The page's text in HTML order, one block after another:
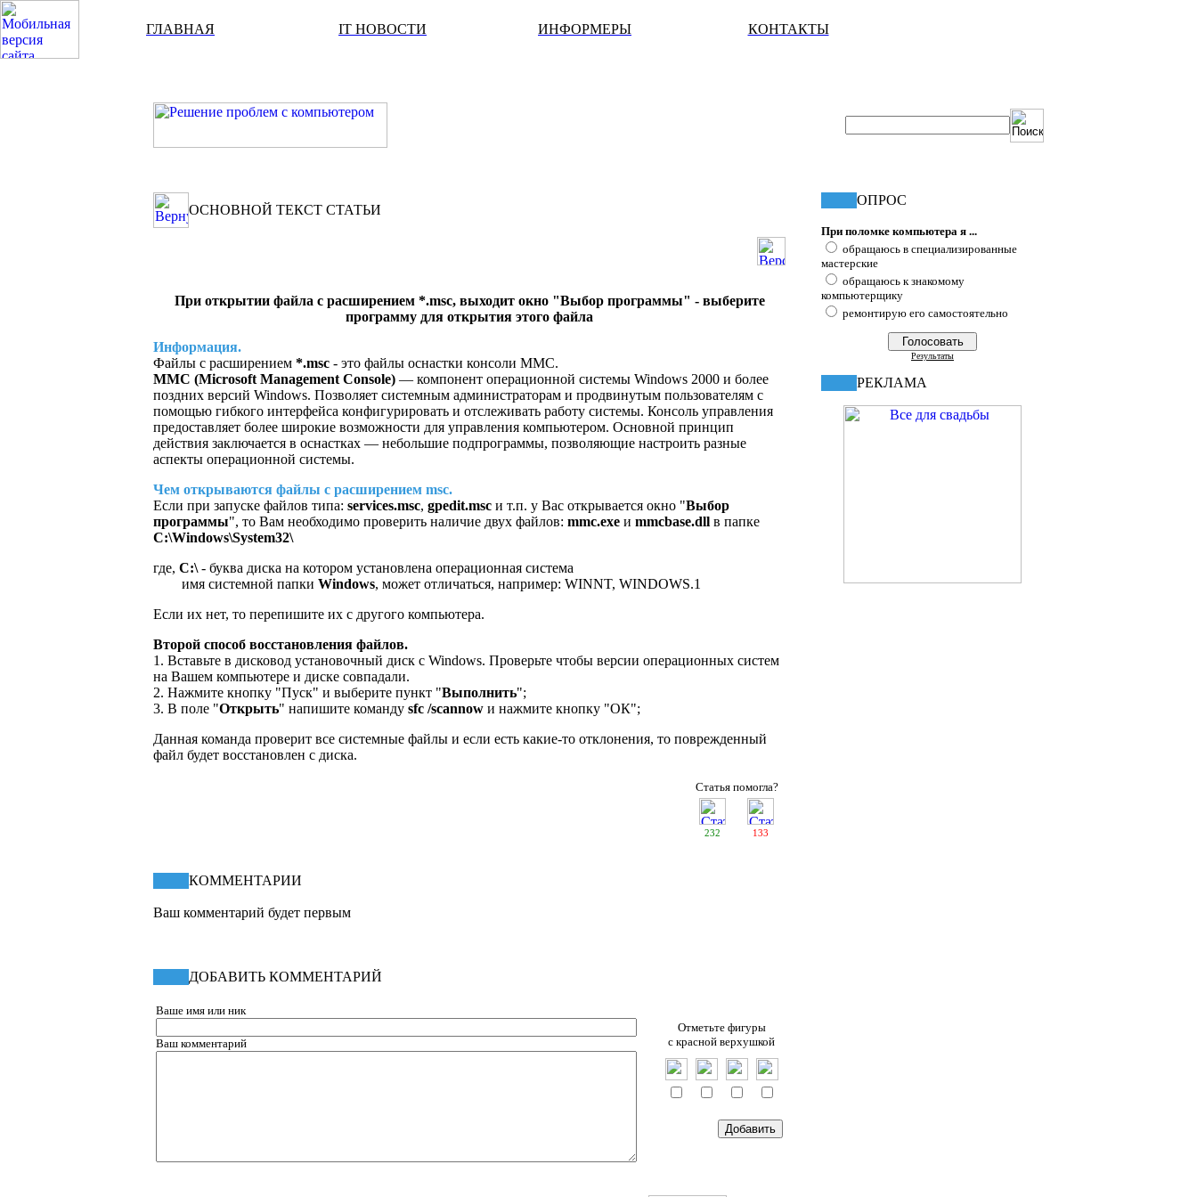
ГЛАВНАЯ IT НОВОСТИ ИНФОРМЕРЫ КОНТАКТЫ
ОСНОВНОЙ ТЕКСТ СТАТЬИ
При открытии файла с расширением *.msc, выходит окно "Выбор программы" - выберите
программу для открытия этого файла
Информация.
Файлы с расширением *.msc - это файлы оснастки консоли ММС.
ММС (Microsoft Management Console) — компонент операционной системы Windows 2000 и более
поздних версий Windows. Позволяет системным администраторам и продвинутым пользователям с
помощью гибкого интерфейса конфигурировать и отслеживать работу системы. Консоль управления
предоставляет более широкие возможности для управления компьютером. Основной принцип
действия заключается в оснастках — небольшие подпрограммы, позволяющие настроить разные
аспекты операционной системы.
Чем открываются файлы с расширением msc.
Если при запуске файлов типа: services.msc, gpedit.msc и т.п. у Вас открывается окно "Выбор
программы", то Вам необходимо проверить наличие двух файлов: mmc.exe и mmcbase.dll в папке
С:\Windows\System32\
где, C:\- буква диска на котором установлена операционная система
имя системной папки Windows, может отличаться, например: WINNT, WINDOWS.1
Если их нет, то перепишите их с другого компьютера.
Второй способ восстановления файлов.
1. Вставьте в дисковод установочный диск с Windows. Проверьте чтобы версии операционных систем
на Вашем компьютере и диске совпадали.
2. Нажмите кнопку "Пуск" и выберите пункт "Выполнить";
3. В поле "Открыть" напишите команду sfc /scannow и нажмите кнопку "ОК";
Данная команда проверит все системные файлы и если есть какие-то отклонения, то поврежденный
файл будет восстановлен с диска.
Статья помогла?
232 133
КОММЕНТАРИИ
Ваш комментарий будет первым
ДОБАВИТЬ КОММЕНТАРИЙ
Ваше имя или ник
Ваш комментарий
Отметьте фигуры
c красной верхушкой
ОПРОС
При поломке компьютера я ...
обращаюсь в специализированные
мастерские
обращаюсь к знакомому
компьютерщику
ремонтирую его самостоятельно
Результаты
РЕКЛАМА